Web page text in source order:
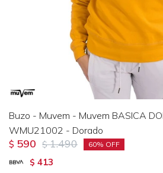
Buzo - Muvem - Muvem BASICA
WMU21002 - Dorado
$ 590 $ 1.490 60
$ 413